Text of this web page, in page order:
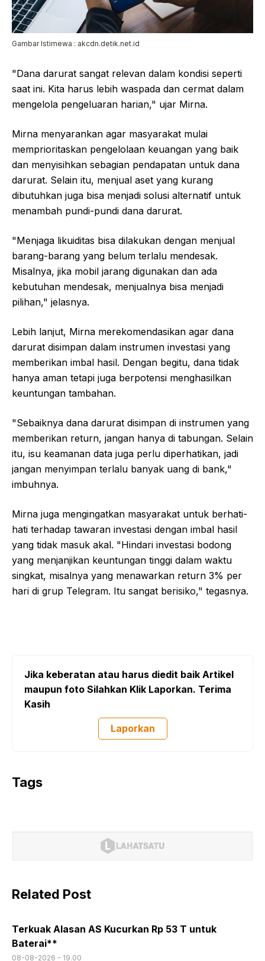
Gambar Istimewa : akcdn.detik.net.id
"Dana darurat sangat relevan dalam kondisi seperti
saat ini. Kita harus lebih waspada dan cermat dalam
mengelola pengeluaran harian," ujar Mirna.
Mirna menyarankan agar masyarakat mulai
memprioritaskan pengelolaan keuangan yang baik
dan menyisihkan sebagian pendapatan untuk dana
darurat. Selain itu, menjual aset yang kurang
dibutuhkan juga bisa menjadi solusi alternatif untuk
menambah pundi-pundi dana darurat.
"Menjaga likuiditas bisa dilakukan dengan menjual
barang-barang yang belum terlalu mendesak.
Misalnya, jika mobil jarang digunakan dan ada
kebutuhan mendesak, menjualnya bisa menjadi
pilihan," jelasnya.
Lebih lanjut, Mirna merekomendasikan agar dana
darurat disimpan dalam instrumen investasi yang
memberikan imbal hasil. Dengan begitu, dana tidak
hanya aman tetapi juga berpotensi menghasilkan
keuntungan tambahan.
"Sebaiknya dana darurat disimpan di instrumen yang
memberikan return, jangan hanya di tabungan. Selain
itu, isu keamanan data juga perlu diperhatikan, jadi
jangan menyimpan terlalu banyak uang di bank,"
imbuhnya.
Mirna juga mengingatkan masyarakat untuk berhati-
hati terhadap tawaran investasi dengan imbal hasil
yang tidak masuk akal. "Hindari investasi bodong
yang menjanjikan keuntungan tinggi dalam waktu
singkat, misalnya yang menawarkan return 3% per
hari di grup Telegram. Itu sangat berisiko," tegasnya.
Jika keberatan atau harus diedit baik Artikel
maupun foto Silahkan Klik Laporkan. Terima
Kasih
Laporkan
Tags
Related Post
Terkuak Alasan AS Kucurkan Rp 53 T untuk
Baterai**
08-08-2026 - 19.00